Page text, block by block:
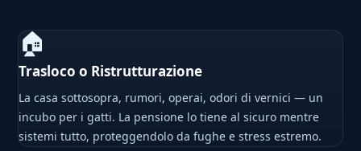
🏠
Trasloco o Ristrutturazione
La casa sottosopra, rumori, operai, odori di vernici — un
incubo per i gatti. La pensione lo tiene al sicuro mentre
sistemi tutto, proteggendolo da fughe e stress estremo.